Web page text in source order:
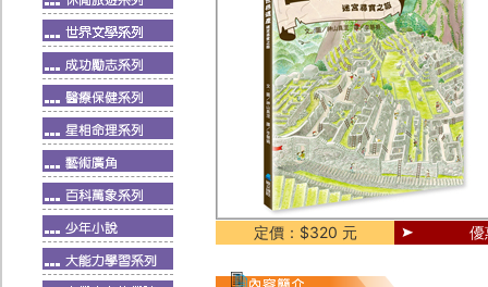
定價：$320 元